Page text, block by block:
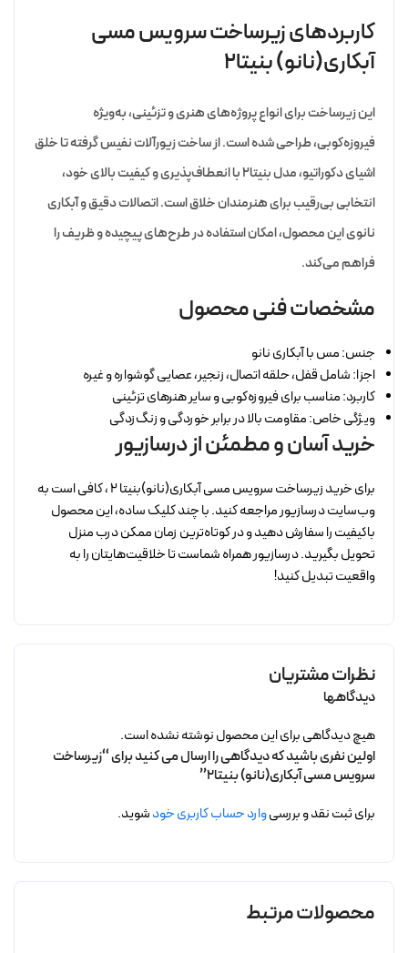
کاربردهای زیرساخت سرویس مسی
آبکاری(نانو) بنیتا2
این زیرساخت برای انواع پروژه‌های هنری و تزئینی، به‌ویژه
فیروزه‌کوبی، طراحی شده است. از ساخت زیورآلات نفیس گرفته تا خلق
اشیای دکوراتیو، مدل بنیتا2 با انعطاف‌پذیری و کیفیت بالای خود،
انتخابی بی‌رقیب برای هنرمندان خلاق است. اتصالات دقیق و آبکاری
نانوی این محصول، امکان استفاده در طرح‌های پیچیده و ظریف را
فراهم می‌کند.
مشخصات فنی محصول
جنس: مس با آبکاری نانو
اجزا: شامل قفل، حلقه اتصال، زنجیر، عصایی گوشواره و غیره
کاربرد: مناسب برای فیروزه‌کوبی و سایر هنرهای تزئینی
ویژگی خاص: مقاومت بالا در برابر خوردگی و زنگ‌زدگی
خرید آسان و مطمئن از درسازیور
برای خرید زیرساخت سرویس مسی آبکاری(نانو)بنیتا 2 ، کافی است به
وب‌سایت درسازیور مراجعه کنید. با چند کلیک ساده، این محصول
باکیفیت را سفارش دهید و در کوتاه‌ترین زمان ممکن درب منزل
تحویل بگیرید. درسازیور همراه شماست تا خلاقیت‌هایتان را به
واقعیت تبدیل کنید!
نظرات مشتریان
دیدگاهها
هیچ دیدگاهی برای این محصول نوشته نشده است.
اولین نفری باشید که دیدگاهی را ارسال می کنید برای “زیرساخت
سرویس مسی آبکاری(نانو) بنیتا2”
برای ثبت نقد و بررسیوارد حساب کاربری خودشوید.
محصولات مرتبط